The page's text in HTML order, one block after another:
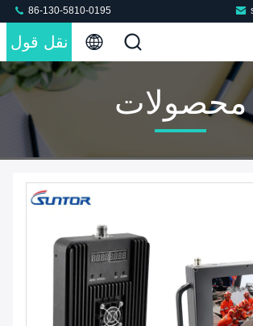
86-130-5810-0195
نقل قول
محصولات